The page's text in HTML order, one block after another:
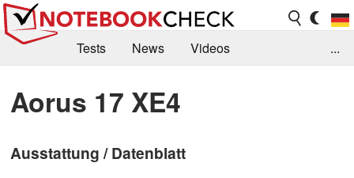
Tests News
Videos
Kaufberatung
Deals Suche
Forum
...
Aorus 17 XE4
Ausstattung / Datenblatt